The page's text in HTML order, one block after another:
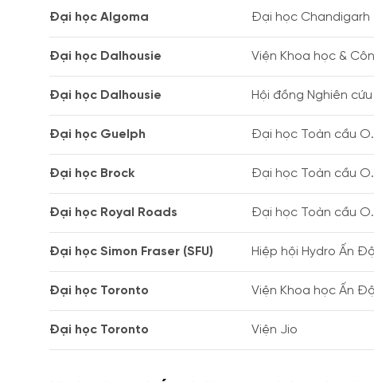
Đại học Algoma Đại học Chandigarh
Đại học Dalhousie Viện Khoa học &
Đại học Dalhousie Hội đồng Nghiên
Đại học Guelph Đại học Toàn cầu
Đại học Brock Đại học Toàn cầu
Đại học Royal Roads Đại học Toàn cầu
Đại học Simon Fraser (SFU) Hiệp hội Hydro Ấn Độ
Đại học Toronto Viện Khoa học Ấn Độ
Đại học Toronto Viện Jio